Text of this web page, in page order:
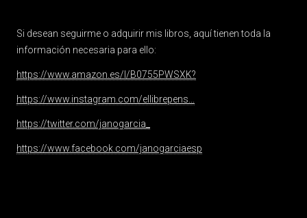
Si desean seguirme o adquirir mis libros, aquí tienen toda la
información necesaria para ello:
https://www.amazon.es/l/B0755PWSXK?
https://www.instagram.com/ellibrepens...
https://twitter.com/janogarcia_
https://www.facebook.com/janogarciaesp